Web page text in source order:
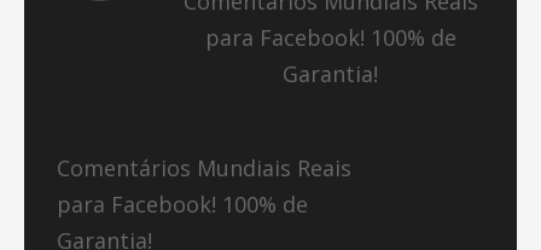
para Facebook! 100% de
Garantia!
Comentários Mundiais Reais
para Facebook! 100% de
Garantia!